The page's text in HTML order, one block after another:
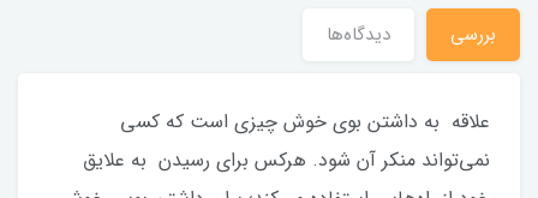
بررسي دیدگاه‌ها
علاقه به داشتن بوی خوش چیزی است که کسی
نمی‌تواند منکر آن شود. هرکس برای رسیدن به علایق